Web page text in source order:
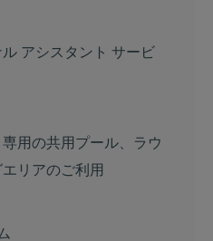
アシスタント サービ
用の共用プール、ラウ
リアのご利用